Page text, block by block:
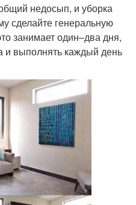
недосып, и уборка
сделайте генеральную
занимает один–два дня,
и выполнять каждый день